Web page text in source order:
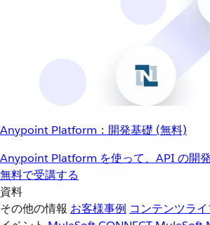
Anypoint Platform：開発基礎 (無料)
Anypoint Platform を使って、API の開
無料で受講する
資料
その他の情報 お客様事例 コンテンツライ